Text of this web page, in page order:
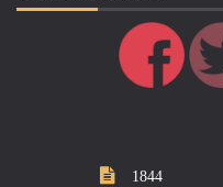
1844